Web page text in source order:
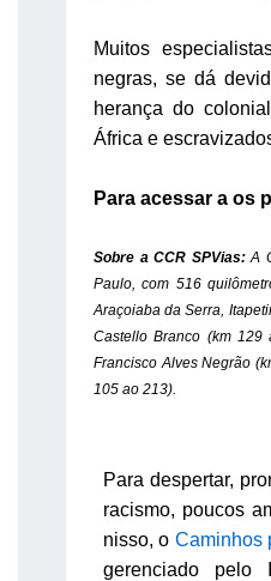
Muitos
negras, se dá
herança do
África e
Para acessar a os
Sobre a CCR SPVias:A
Paulo, com 516
Araçoiaba da Serra,
Castello Branco (km
Francisco Alves Negrão
105 ao 213).
Para despertar,
racismo, poucos
nisso, o Caminhos
gerenciado